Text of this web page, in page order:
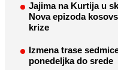
Jajima na Kurtija u
Nova epizoda
krize
Izmena trase
ponedeljka do srede